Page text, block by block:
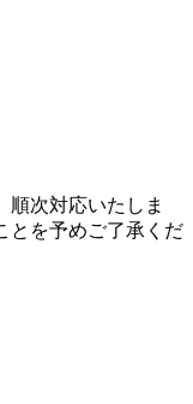
順次対応いたしま
とを予めご了承くだ